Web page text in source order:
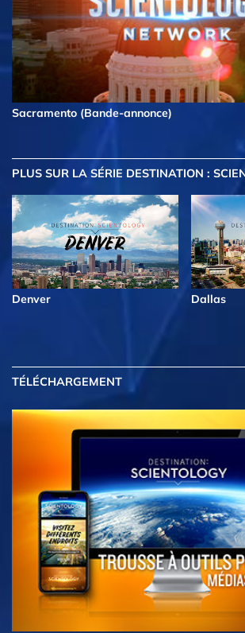
Sacramento (Bande-annonce)
PLUS SUR LA SÉRIE DESTINATION :
Denver Dallas
TÉLÉCHARGEMENT